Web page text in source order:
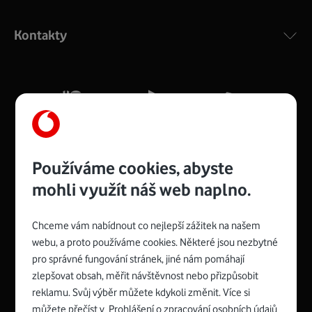
silný signál pro celou domácnost. Kompaktní rozměry 21
Více o COMPAL CH7465VF
Zyxel VMG8623-T50B:
Rozměry modemu jsou 16 x 22 x 7,5 cm (včetně stojánku)
a nabízí 4 gigabitové LAN porty a bezdrátové připojení Wi-
Spojte se s Vodafonem
Kontakty
Používáme cookies, abyste
mohli využít náš web naplno.
Chceme vám nabídnout co nejlepší zážitek na našem
webu, a proto používáme cookies. Některé jsou nezbytné
pro správné fungování stránek, jiné nám pomáhají
zlepšovat obsah, měřit návštěvnost nebo přizpůsobit
reklamu. Svůj výběr můžete kdykoli změnit. Více si
můžete přečíst v Prohlášení o zpracování osobních údajů